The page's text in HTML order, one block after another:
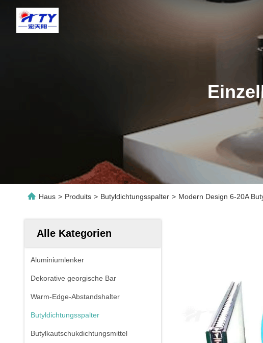
Haus > Produits > Butyldichtungsspalter > Modern Design 6-20A
Alle Kategorien
Aluminiumlenker
Dekorative georgische Bar
Warm-Edge-Abstandshalter
Butyldichtungsspalter
Butylkautschukdichtungsmittel